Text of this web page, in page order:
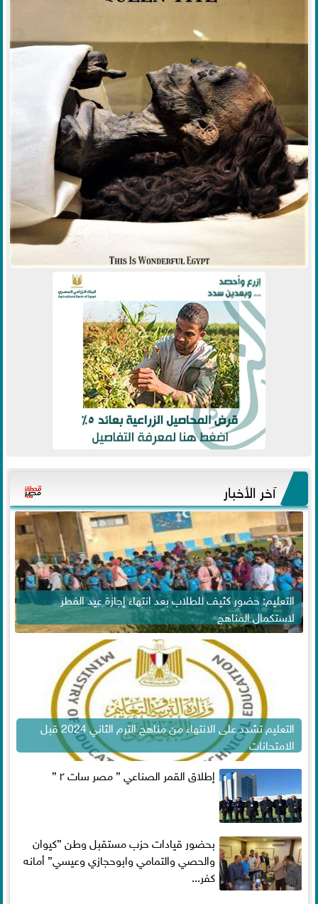
آخر الأخبار
التعليم: حضور كثيف للطلاب بعد انتهاء إجازة عيد الفطر
لاستكمال المناهج
التعليم تشدد على الانتهاء من مناهج الترم الثاني 2024 قبل
الامتحانات
إطلاق القمر الصناعي ” مصر سات ٢ ”
بحضور قيادات حزب مستقبل وطن ”كيوان
والحصي والتمامي وابوحجازي وعيسي” أمانه
كفر...